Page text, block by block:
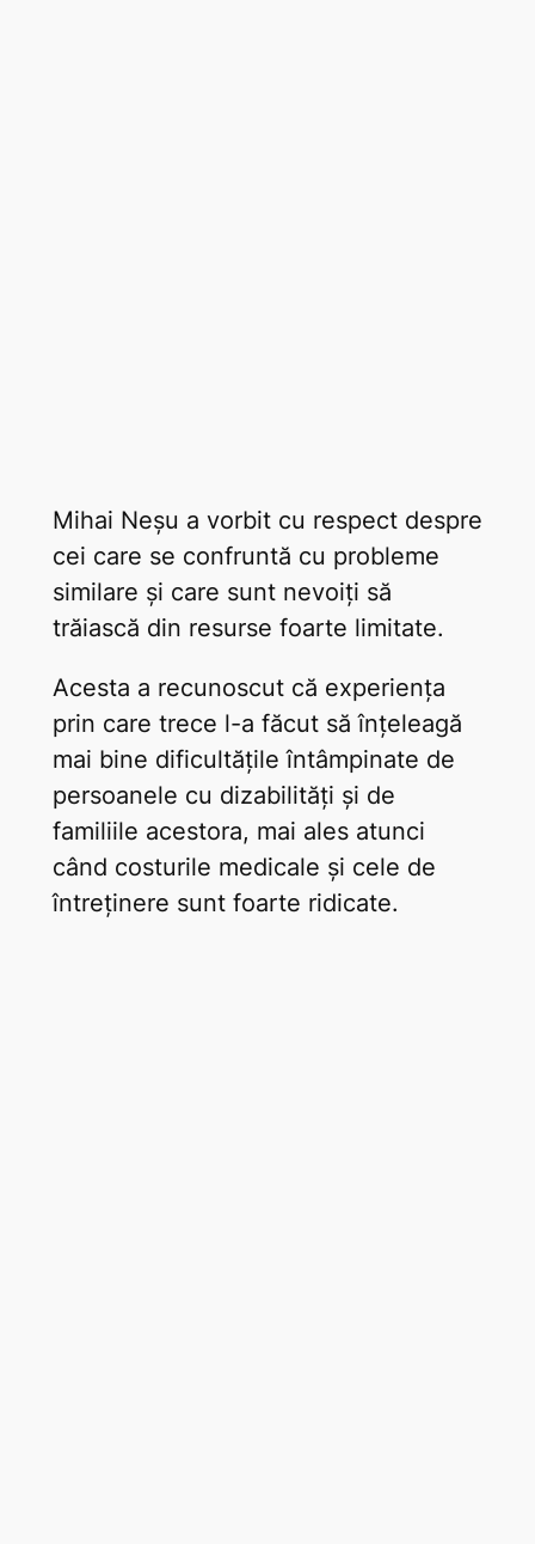
Mihai Neșu a vorbit cu respect despre
cei care se confruntă cu probleme
similare și care sunt nevoiți să
trăiască din resurse foarte limitate.
Acesta a recunoscut că experiența
prin care trece l-a făcut să înțeleagă
mai bine dificultățile întâmpinate de
persoanele cu dizabilități și de
familiile acestora, mai ales atunci
când costurile medicale și cele de
întreținere sunt foarte ridicate.